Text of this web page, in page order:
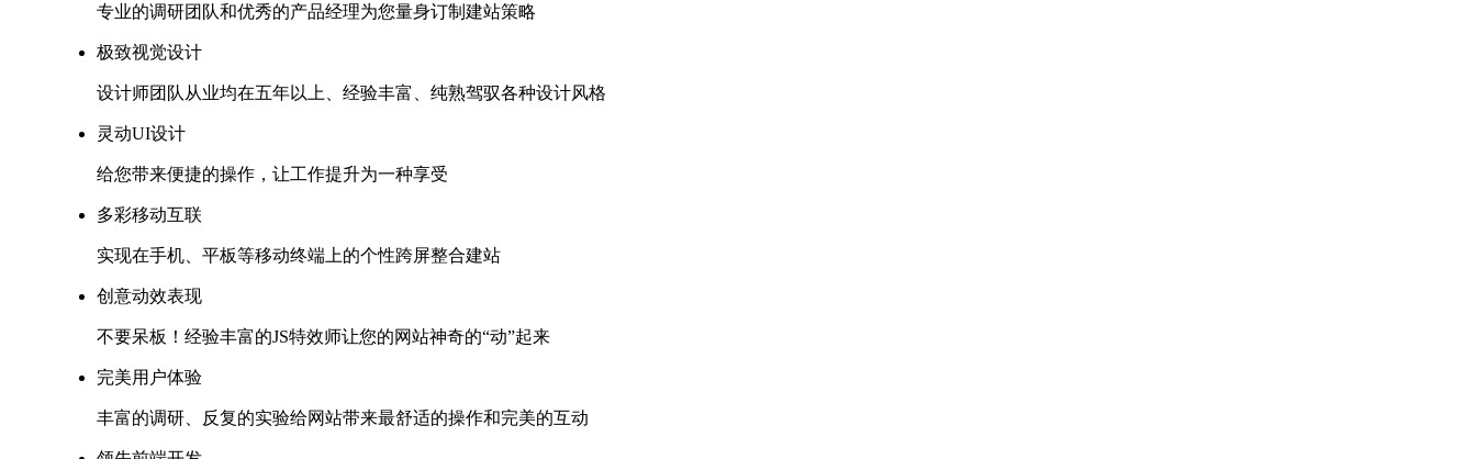
专业的调研团队和优秀的产品经理为您量身订制建站策略
极致视觉设计
设计师团队从业均在五年以上、经验丰富、纯熟驾驭各种设计风格
灵动UI设计
给您带来便捷的操作，让工作提升为一种享受
多彩移动互联
实现在手机、平板等移动终端上的个性跨屏整合建站
创意动效表现
不要呆板！经验丰富的JS特效师让您的网站神奇的“动”起来
完美用户体验
丰富的调研、反复的实验给网站带来最舒适的操作和完美的互动